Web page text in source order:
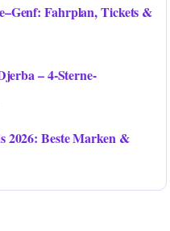
Fahrplan, Tickets &
– 4-Sterne-
2026: Beste Marken &